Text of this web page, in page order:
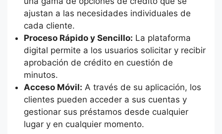
ajustan a las necesidades individuales de
cada cliente.
Proceso Rápido y Sencillo: La plataforma
digital permite a los usuarios solicitar y recibir
aprobación de crédito en cuestión de
minutos.
Acceso Móvil: A través de su aplicación, los
clientes pueden acceder a sus cuentas y
gestionar sus préstamos desde cualquier
lugar y en cualquier momento.